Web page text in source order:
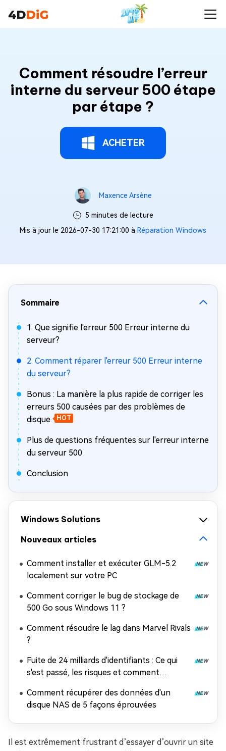
Comment résoudre l’erreur
interne du serveur 500 étape
par étape ?
ACHETER
Maxence Arsène
5 minutes de lecture
Mis à jour le 2026-07-30 17:21:00 à Réparation Windows
Sommaire
1. Que signifie l'erreur 500 Erreur interne du
serveur?
2. Comment réparer l'erreur 500 Erreur interne
du serveur?
Bonus : La manière la plus rapide de corriger les
erreurs 500 causées par des problèmes de
disque
HOT
Plus de questions fréquentes sur l'erreur interne
du serveur 500
Conclusion
Windows Solutions
Nouveaux articles
Comment installer et exécuter GLM-5.2
localement sur votre PC
Comment corriger le bug de stockage de
500 Go sous Windows 11 ?
Comment résoudre le lag dans Marvel Rivals
?
Fuite de 24 milliards d'identifiants : Ce qui
s'est passé, les risques et comment
Comment récupérer des données d'un
disque NAS de 5 façons éprouvées
Il est extrêmement frustrant d’essayer d’ouvrir un site